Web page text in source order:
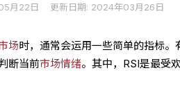
月22日 更新日期: 2024年03月26日
场时，通常会运用一些简单的指标
断当前市场情绪。其中，RSI是最受